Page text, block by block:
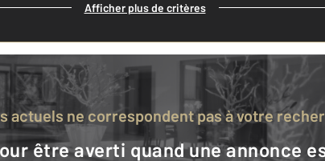
Afficher plus de critères
actuels ne correspondent pas à votre